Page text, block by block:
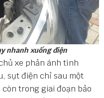
nhanh xuống điện
xe phản ánh tình
sụt điện chỉ sau một
trong giai đoạn bảo